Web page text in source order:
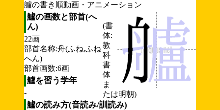
艫の書き順動画・アニメーション
(書
体:
教
科
書
体
ま
たは明朝)
艫の画数と部首(へ
ん)
22画
部首名称:舟(ふね,ふね
へん)
部首画数:6画
艫を習う学年
-
艫の読み方(音読み/訓読み)